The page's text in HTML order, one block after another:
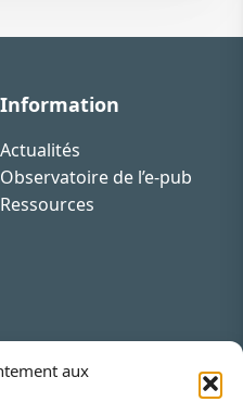
aux
Information
Actualités
Observatoire de l’e-pub
Ressources